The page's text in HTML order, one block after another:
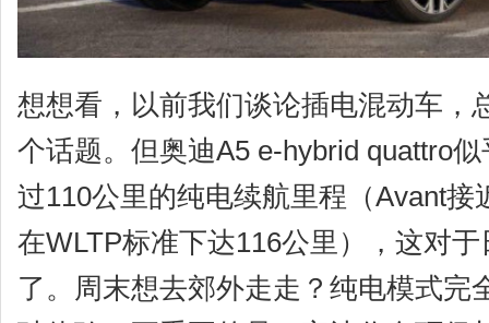
想想看，以前我们谈论插电混动车，
个话题。但奥迪A5 e-hybrid quattro
过110公里的纯电续航里程（Avant接
在WLTP标准下达116公里），这对
了。周末想去郊外走走？纯电模式完